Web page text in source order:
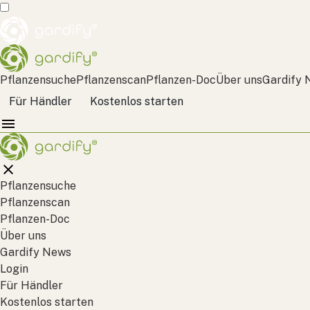
PflanzensuchePflanzenscanPflanzen-DocÜber unsGardify
Für Händler
Kostenlos starten
Pflanzensuche
Pflanzenscan
Pflanzen-Doc
Über uns
Gardify News
Login
Für Händler
Kostenlos starten